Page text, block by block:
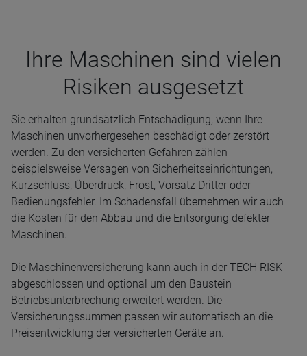
Ihre Maschi­nen sind vie­len
Risi­ken aus­ge­setzt
Sie erhalten grundsätzlich Entschädigung, wenn Ihre
Maschinen unvorhergesehen beschädigt oder zerstört
werden. Zu den versicherten Gefahren zählen
beispielsweise Versagen von Sicherheitseinrichtungen,
Kurzschluss, Überdruck, Frost, Vorsatz Dritter oder
Bedienungsfehler. Im Schadensfall übernehmen wir auch
die Kosten für den Abbau und die Entsorgung defekter
Maschinen.
Die Maschinenversicherung kann auch in der TECH RISK
abgeschlossen und optional um den Baustein
Betriebsunterbrechung erweitert werden. Die
Versicherungssummen passen wir automatisch an die
Preisentwicklung der versicherten Geräte an.